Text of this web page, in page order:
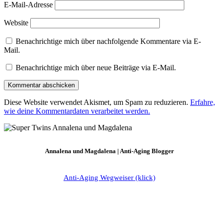
E-Mail-Adresse
Website
Benachrichtige mich über nachfolgende Kommentare via E-
Mail.
Benachrichtige mich über neue Beiträge via E-Mail.
Diese Website verwendet Akismet, um Spam zu reduzieren. Erfahre,
wie deine Kommentardaten verarbeitet werden.
Annalena und Magdalena | Anti-Aging Blogger
Anti-Aging Wegweiser (klick)